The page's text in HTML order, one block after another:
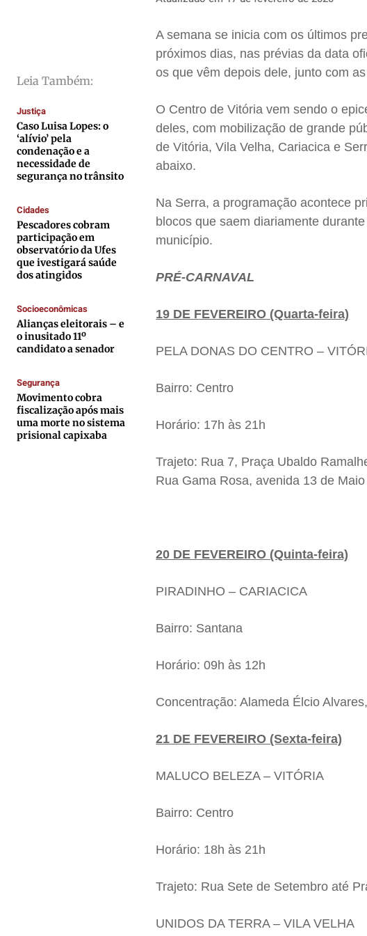
Economia
Colunas
Caetano Roque
Gustavo Bastos
Wanda Sily
Publicidade Legal
Anuncie
Quem Somos
Expediente
Anuncie
Termos de Uso
Economia
Colunas
Caetano Roque
Gustavo Bastos
Wanda Sily
Publicidade Legal
Anuncie
Quem Somos
Expediente
Anuncie
Termos de Uso
Economia
Colunas
Caetano Roque
Gustavo Bastos
Wanda Sily
Publicidade Legal
Anuncie
Quem Somos
Expediente
Anuncie
Termos de Uso
Economia
Colunas
Caetano Roque
Gustavo Bastos
Wanda Sily
Publicidade Legal
Anuncie
Quem Somos
Expediente
Anuncie
Termos de Uso
Leia Também:
Justiça
Caso Luisa Lopes: o
‘alívio’ pela
condenação e a
necessidade de
segurança no trânsito
Cidades
Pescadores cobram
participação em
observatório da Ufes
que ivestigará saúde
dos atingidos
Socioeconômicas
Alianças eleitorais – e
o inusitado 11º
candidato a senador
Segurança
Movimento cobra
fiscalização após mais
uma morte no sistema
prisional capixaba
A semana se inicia com os últimos
próximos dias, nas prévias da data
os que vêm depois dele, junto com
O Centro de Vitória vem sendo o
deles, com mobilização de grande
de Vitória, Vila Velha, Cariacica e
abaixo.
Na Serra, a programação acontece
blocos que saem diariamente
município.
PRÉ-CARNAVAL
19 DE FEVEREIRO (Quarta-feira)
PELA DONAS DO CENTRO –
Bairro: Centro
Horário: 17h às 21h
Trajeto: Rua 7, Praça Ubaldo
Rua Gama Rosa, avenida 13 de
20 DE FEVEREIRO (Quinta-feira)
PIRADINHO – CARIACICA
Bairro: Santana
Horário: 09h às 12h
Concentração: Alameda Élcio
21 DE FEVEREIRO (Sexta-feira)
MALUCO BELEZA – VITÓRIA
Bairro: Centro
Horário: 18h às 21h
Trajeto: Rua Sete de Setembro até
UNIDOS DA TERRA – VILA VELHA